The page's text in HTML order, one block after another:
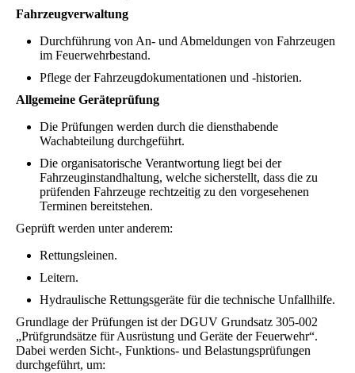
Fahrzeugverwaltung
Durchführung von An- und Abmeldungen von Fahrzeugen
im Feuerwehrbestand.
Pflege der Fahrzeugdokumentationen und -historien.
Allgemeine Geräteprüfung
Die Prüfungen werden durch die diensthabende
Wachabteilung durchgeführt.
Die organisatorische Verantwortung liegt bei der
Fahrzeuginstandhaltung, welche sicherstellt, dass die zu
prüfenden Fahrzeuge rechtzeitig zu den vorgesehenen
Terminen bereitstehen.
Geprüft werden unter anderem:
Rettungsleinen.
Leitern.
Hydraulische Rettungsgeräte für die technische Unfallhilfe.
Grundlage der Prüfungen ist der DGUV Grundsatz 305-002
„Prüfgrundsätze für Ausrüstung und Geräte der Feuerwehr“.
Dabei werden Sicht-, Funktions- und Belastungsprüfungen
durchgeführt, um: